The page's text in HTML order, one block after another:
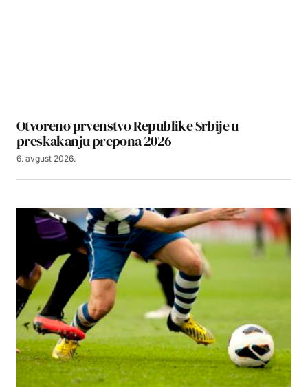
Otvoreno prvenstvo Republike Srbije u
preskakanju prepona 2026
6. avgust 2026.